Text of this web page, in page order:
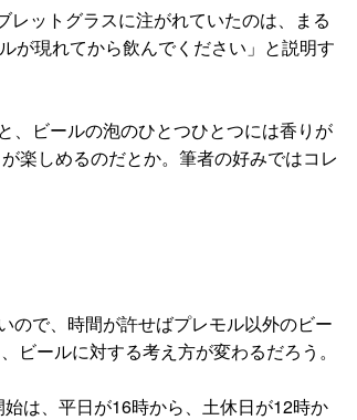
ットグラスに注がれていたのは、まる
が現れてから飲んでください」と説明す
、ビールの泡のひとつひとつには香りが
楽しめるのだとか。筆者の好みではコレ
ので、時間が許せばプレモル以外のビー
ールに対する考え方が変わるだろう。
は、平日が16時から、土休日が12時か